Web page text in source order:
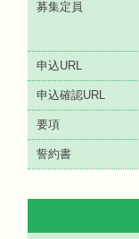
募集定員
申込URL
申込確認URL
要項
誓約書